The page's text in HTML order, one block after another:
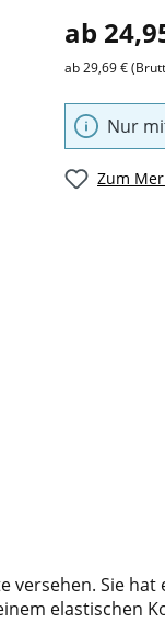
ab
ab 29,69 €
Nur
Zum
versehen. Sie
elastischen